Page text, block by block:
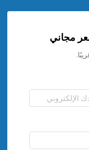
مجاني